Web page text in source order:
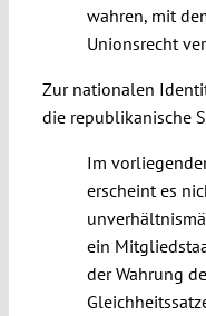
wahren, mit
Unionsrecht
Zur nationalen
die republikanische
Im
erscheint es
ein
der Wahrung